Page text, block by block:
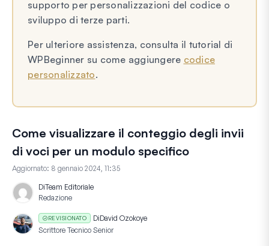
supporto per personalizzazioni del codice o
sviluppo di terze parti.
Per ulteriore assistenza, consulta il tutorial di
WPBeginner su come aggiungere codice
personalizzato.
Come visualizzare il conteggio degli invii
di voci per un modulo specifico
Aggiornato: 8 gennaio 2024, 11:35
DiTeam Editoriale
Redazione
REVISIONATO DiDavid Ozokoye
Scrittore Tecnico Senior